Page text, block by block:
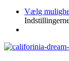
Vælg